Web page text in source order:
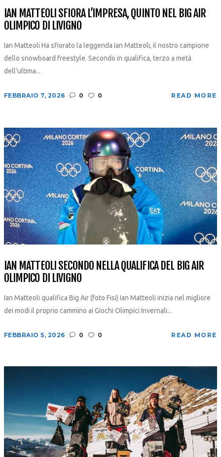
IAN MATTEOLI SFIORA L’IMPRESA, QUINTO NEL BIG AIR
OLIMPICO DI LIVIGNO
Ian Matteoli Ha sfiorato la leggenda Ian Matteoli, il nostro campione
dello snowboard freestyle. Secondo in qualifica, terzo a metà
dell’ultima...
FEBBRAIO 7, 2026 0 0 READ MORE
IAN MATTEOLI SECONDO NELLA QUALIFICA DEL BIG AIR
OLIMPICO DI LIVIGNO
Ian Matteoli qualifica Big Air (foto Fisi) Ian Matteoli inizia nel migliore
dei modi il proprio cammino ai Giochi Olimpici Invernali...
FEBBRAIO 5, 2026 0 0 READ MORE